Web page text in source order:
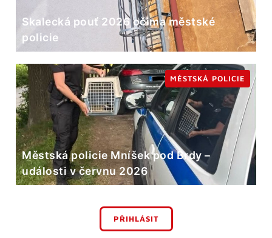
Skalecká pouť 2026 očima městské
policie
Městská policie Mníšek pod Brdy –
události v červnu 2026
MĚSTSKÁ POLICIE
PŘIHLÁSIT